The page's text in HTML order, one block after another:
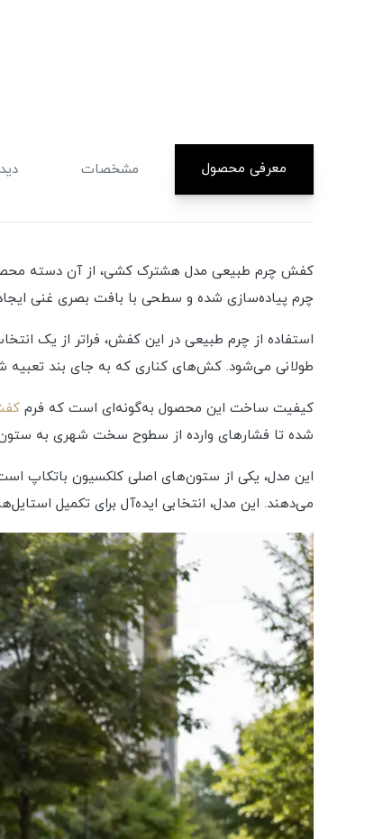
معرفی محصول مشخصات
کفش چرم طبیعی مدل هشترک کشی، از آن دسته
چرم پیاده‌سازی شده و سطحی با بافت بصری غنی
استفاده از چرم طبیعی در این کفش، فراتر از یک
طولانی می‌شود. کش‌های کناری که به جای بند تعبیه
کیفیت ساخت این محصول به‌گونه‌ای است که فرم
شده تا فشارهای وارده از سطوح سخت شهری به
این مدل، یکی از ستون‌های اصلی کلکسیون باتکاپ
می‌دهند. این مدل، انتخابی ایده‌آل برای تکمیل